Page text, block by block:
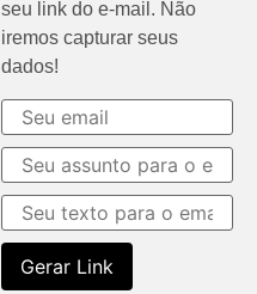
seu link do e-mail. Não
iremos capturar seus
dados!
Gerar Link